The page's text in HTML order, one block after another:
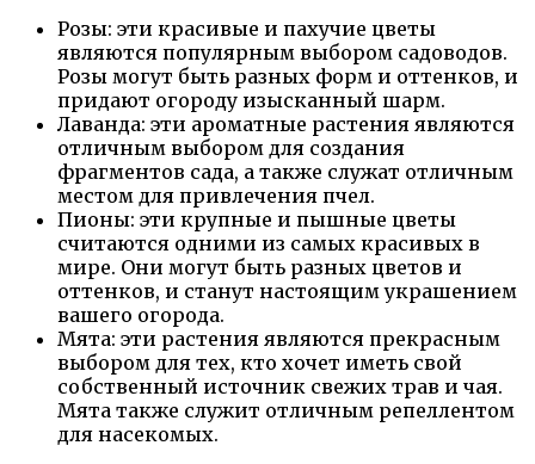
Розы: эти красивые и пахучие цветы
являются популярным выбором садоводов.
Розы могут быть разных форм и оттенков, и
придают огороду изысканный шарм.
Лаванда: эти ароматные растения являются
отличным выбором для создания
фрагментов сада, а также служат отличным
местом для привлечения пчел.
Пионы: эти крупные и пышные цветы
считаются одними из самых красивых в
мире. Они могут быть разных цветов и
оттенков, и станут настоящим украшением
вашего огорода.
Мята: эти растения являются прекрасным
выбором для тех, кто хочет иметь свой
собственный источник свежих трав и чая.
Мята также служит отличным репеллентом
для насекомых.